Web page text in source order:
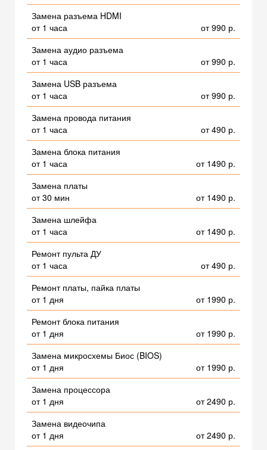
Замена разъема HDMI
от 1 часа
от 990 р.
Замена аудио разъема
от 1 часа
от 990 р.
Замена USB разъема
от 1 часа
от 990 р.
Замена провода питания
от 1 часа
от 490 р.
Замена блока питания
от 1 часа
от 1490 р.
Замена платы
от 30 мин
от 1490 р.
Замена шлейфа
от 1 часа
от 1490 р.
Ремонт пульта ДУ
от 1 часа
от 490 р.
Ремонт платы, пайка платы
от 1 дня
от 1990 р.
Ремонт блока питания
от 1 дня
от 1990 р.
Замена микросхемы Биос (BIOS)
от 1 дня
от 1990 р.
Замена процессора
от 1 дня
от 2490 р.
Замена видеочипа
от 1 дня
от 2490 р.